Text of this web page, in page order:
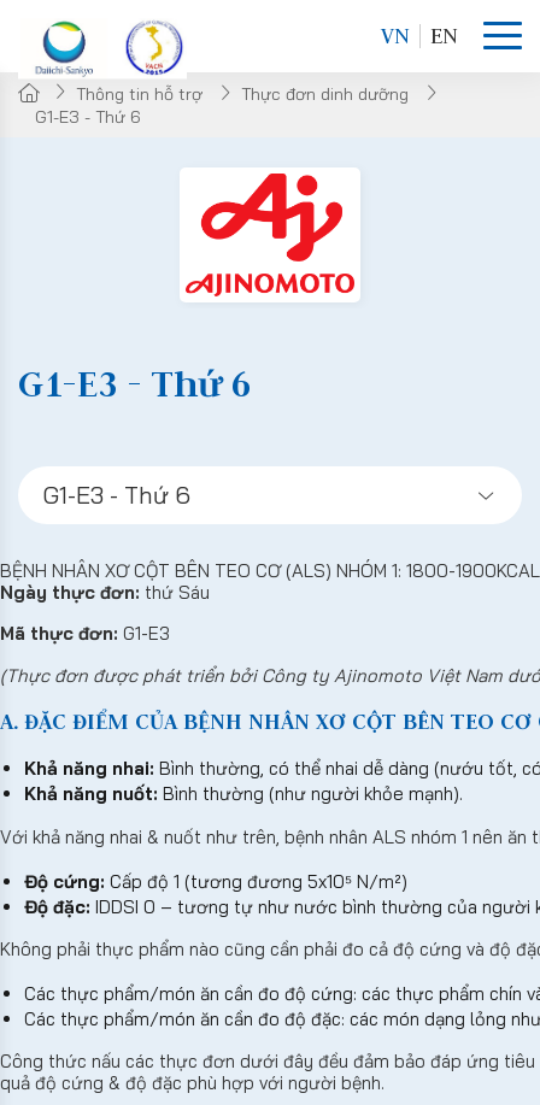
VN EN
Thông tin hỗ trợ
Thực đơn dinh dưỡng
G1-E3 - Thứ 6
G1-E3 - Thứ 6
BỆNH NHÂN XƠ CỘT BÊN TEO CƠ (ALS) NHÓM 1: 1800-1900KCAL
Ngày thực đơn: thứ Sáu
Mã thực đơn: G1-E3
(Thực đơn được phát triển bởi Công ty Ajinomoto Việt Nam
A. ĐẶC ĐIỂM CỦA BỆNH NHÂN XƠ CỘT BÊN TEO
Khả năng nhai: Bình thường, có thể nhai dễ dàng (nướu tốt,
Khả năng nuốt: Bình thường (như người khỏe mạnh).
Với khả năng nhai & nuốt như trên, bệnh nhân ALS nhóm 1 nên
Độ cứng: Cấp độ 1 (tương đương 5x10⁵ N/m²)
Độ đặc: IDDSI 0 – tương tự như nước bình thường của người
Không phải thực phẩm nào cũng cần phải đo cả độ cứng và độ
Các thực phẩm/món ăn cần đo độ cứng: các thực phẩm chín
Các thực phẩm/món ăn cần đo độ đặc: các món dạng lỏng
Công thức nấu các thực đơn dưới đây đều đảm bảo đáp ứng
quả độ cứng & độ đặc phù hợp với người bệnh.